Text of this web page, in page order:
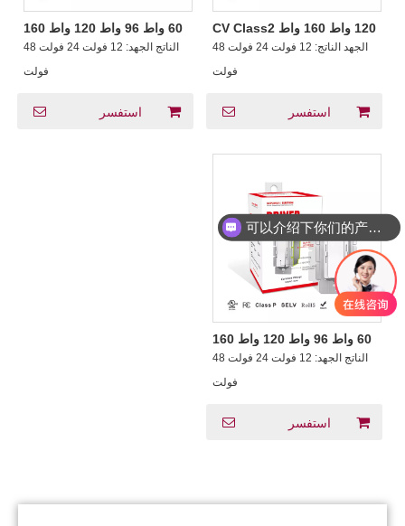
120 واط 160 واط CV Class2
سائق سلكي + باهتة 2 في 1
الجهد الناتج:
12 فولت 24 فولت 48
فولت
استفسر
60 واط 96 واط 120 واط 160
واط CV 1CH يعتم سائق + باهتة
فولت تيار مستمر الناتج
الناتج الجهد:
12 فولت 24 فولت 48
فولت
استفسر
60 واط 96 واط 120 واط 160
واط CV 2CH يعتم CCT سائق
+ باهتة 2 في 1 من التبديل
الناتج الجهد:
12 فولت 24 فولت 48
فولت
استفسر
可以介绍下你们的产品么？